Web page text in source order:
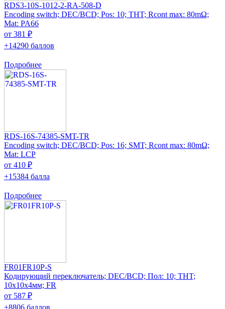
RDS3-10S-1012-2-RA-508-D
Encoding switch; DEC/BCD; Pos: 10; THT; Rcont max: 80mΩ;
Mat: PA66
от 381 ₽
+14290 баллов
Подробнее
RDS-16S-74385-SMT-TR
Encoding switch; DEC/BCD; Pos: 16; SMT; Rcont max: 80mΩ;
Mat: LCP
от 410 ₽
+15384 балла
Подробнее
FR01FR10P-S
Кодирующий переключатель; DEC/BCD; Пол: 10; THT;
10x10x4мм; FR
от 587 ₽
+8806 баллов